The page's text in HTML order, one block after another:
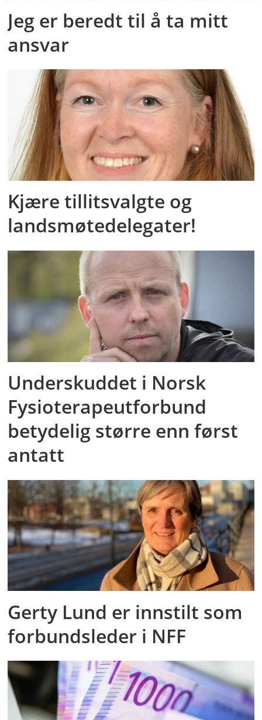
Jeg er beredt til å ta mitt
ansvar
Kjære tillitsvalgte og
landsmøtedelegater!
Underskuddet i Norsk
Fysioterapeutforbund
betydelig større enn først
antatt
Gerty Lund er innstilt som
forbundsleder i NFF